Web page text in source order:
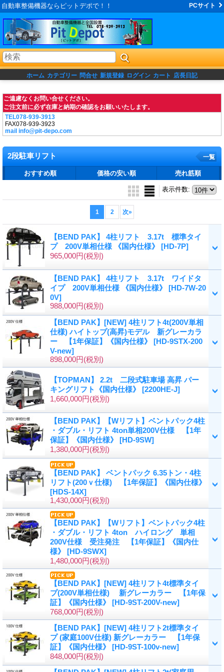
自動車整備機器ならピットデポで！！ PCサイト
ホーム カテゴリー 問合せ 新規登録 ログイン カート 店長日記
ご遠慮なくお問い合せください。
ご注文前に必ず在庫と納期の確認をお願いいたします。
TEL078-939-3913
FAX078-939-3923
mail info@pit-depo.com
2段駐車リフト 一覧
おすすめ順 価格の安い順 売れ筋順
表示件数:
1 2 次»
【BEND PAK】 4柱リフト 3.17t 標準タイ
プ 200V単相仕様 《国内仕様》 [HD-7P]
965,000円(税別)
【BEND PAK】 4柱リフト 3.17t ワイドタ
イプ 200V単相仕様 《国内仕様》 [HD-7W-20
0V]
988,000円(税別)
【BEND PAK】[NEW] 4柱リフト4t(200V単相
仕様) ハイトップ(高昇)モデル 新グレーカラ
ー 【1年保証】《国内仕様》 [HD-9STX-200
V-new]
898,000円(税別)
【TOPMAN】 2.2t 二段式駐車場 高昇 パー
キングリフト《国内仕様》 [2200HE-J]
1,660,000円(税別)
【BEND PAK】【Wリフト】ベントパック4柱
・ダブル・リフト 4ton単相200V仕様 【1年
保証】《国内仕様》 [HD-9SW]
1,380,000円(税別)
【BEND PAK】 ベントパック 6.35トン・4柱
リフト(200ｖ仕様) 【1年保証】《国内仕様》
[HDS-14X]
1,430,000円(税別)
【BEND PAK】【Wリフト】ベントパック4柱
・ダブル・リフト 4ton ハイロング 単相
200V仕様 受注発注 【1年保証】《国内仕
様》 [HD-9SWX]
1,480,000円(税別)
【BEND PAK】[NEW] 4柱リフト4t標準タイ
プ(200V単相仕様) 新グレーカラー 【1年保
証】《国内仕様》 [HD-9ST-200V-new]
768,000円(税別)
【BEND PAK】[NEW] 4柱リフト2t標準タイ
プ (家庭100V仕様) 新グレーカラー 【1年保
証】《国内仕様》 [HD-9ST-100v-new]
848,000円(税別)